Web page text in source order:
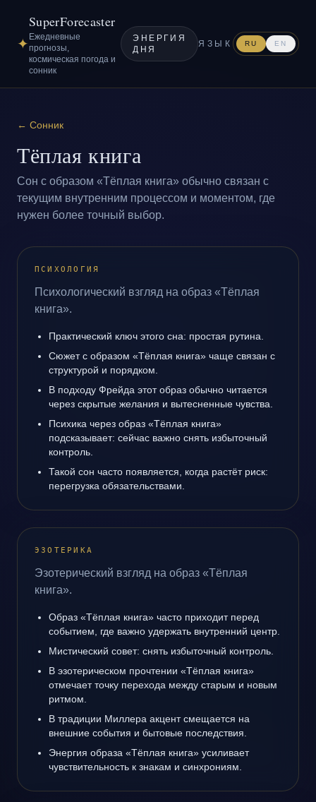
✦
SuperForecaster
Ежедневные
прогнозы,
космическая погода и
сонник
ЭНЕРГИЯ
ДНЯ
ЯЗЫК RU EN
← Сонник
Тёплая книга
Сон с образом «Тёплая книга» обычно связан с
текущим внутренним процессом и моментом, где
нужен более точный выбор.
ПСИХОЛОГИЯ
Психологический взгляд на образ «Тёплая
книга».
Практический ключ этого сна: простая рутина.
Сюжет с образом «Тёплая книга» чаще связан с
структурой и порядком.
В подходу Фрейда этот образ обычно читается
через скрытые желания и вытесненные чувства.
Психика через образ «Тёплая книга»
подсказывает: сейчас важно снять избыточный
контроль.
Такой сон часто появляется, когда растёт риск:
перегрузка обязательствами.
ЭЗОТЕРИКА
Эзотерический взгляд на образ «Тёплая
книга».
Образ «Тёплая книга» часто приходит перед
событием, где важно удержать внутренний центр.
Мистический совет: снять избыточный контроль.
В эзотерическом прочтении «Тёплая книга»
отмечает точку перехода между старым и новым
ритмом.
В традиции Миллера акцент смещается на
внешние события и бытовые последствия.
Энергия образа «Тёплая книга» усиливает
чувствительность к знакам и синхрониям.